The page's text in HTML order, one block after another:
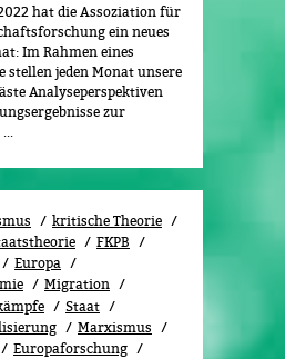
hat die Assoziation für
ein neues
Im Rahmen eines
stellen jeden Monat unsere
Analyseperspektiven
zur
kritische Theorie
FKPB
Europa
Migration
Staat
Marxismus
Europaforschung